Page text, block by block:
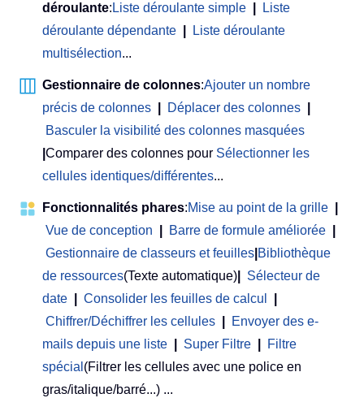
déroulante:Liste déroulante simple
Liste
déroulante dépendante
Liste déroulante
multisélection...
Gestionnaire de colonnes:Ajouter un nombre
précis de colonnes
Déplacer des colonnes
Basculer la visibilité des colonnes masquées
Comparer des colonnes pour Sélectionner les
cellules identiques/différentes...
Fonctionnalités phares:Mise au point de la grille
Vue de conception
Barre de formule améliorée
Gestionnaire de classeurs et feuilles Bibliothèque
de ressources(Texte automatique)
Sélecteur de
date
Consolider les feuilles de calcul
Chiffrer/Déchiffrer les cellules
Envoyer des e-
mails depuis une liste
Super Filtre
Filtre
spécial (Filtrer les cellules avec une police en
gras/italique/barré...) ...